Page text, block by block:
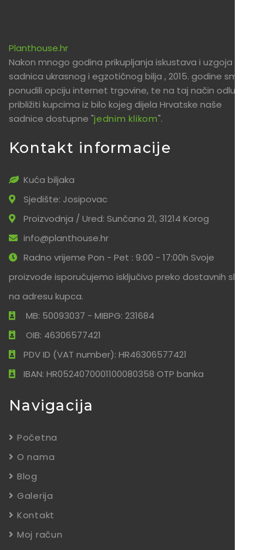
Planthouse.hr
Nakon mnogo godina prikupljanja iskustava i uzgoja
sadnica ukrasnog i egzotičnog bilja , 2015. godine smo
ponudili opciju internet trgovine, te na taj način odlučili
približiti kupcima iz bilo kojeg dijela Hrvatske naše
sadnice dostupne "jednim klikom".
Kontakt informacije
Kuća biljaka
Sjedište: Josipovac
Proizvodnja / Ured: Sunčana 21, 31214 Korog
info@planthouse.hr
Radno vrijeme Pon - Pet : 9:00 - 17:00h Svoje
proizvode isporučujemo isključivo preko dostavnih službi
na adresu kupca.
MB: 50093037 - MIBPG: 231684
OIB: 46306577421
PDV ID (VAT number): HR46306577421
IBAN: HR0524070001100080358 OTP banka
Navigacija
Početna
O nama
Blog
Galerija
Kontakt
Moj račun